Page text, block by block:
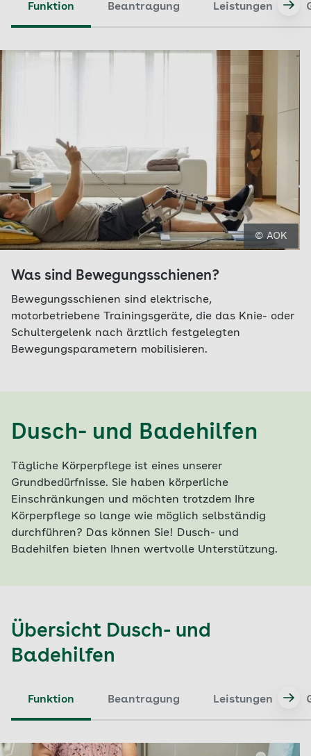
Funktion Beantragung Leistungen
© AOK
Was sind Bewegungsschienen?
Bewegungsschienen sind elektrische,
motorbetriebene Trainingsgeräte, die das Knie- oder
Schultergelenk nach ärztlich festgelegten
Bewegungsparametern mobilisieren.
Dusch- und Badehilfen
Tägliche Körperpflege ist eines unserer
Grundbedürfnisse. Sie haben körperliche
Einschränkungen und möchten trotzdem Ihre
Körperpflege so lange wie möglich selbständig
durchführen? Das können Sie! Dusch- und
Badehilfen bieten Ihnen wertvolle Unterstützung.
Übersicht Dusch- und
Badehilfen
Funktion Beantragung Leistungen